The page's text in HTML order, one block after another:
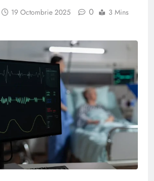
19 Octombrie 2025 0
3 Mins